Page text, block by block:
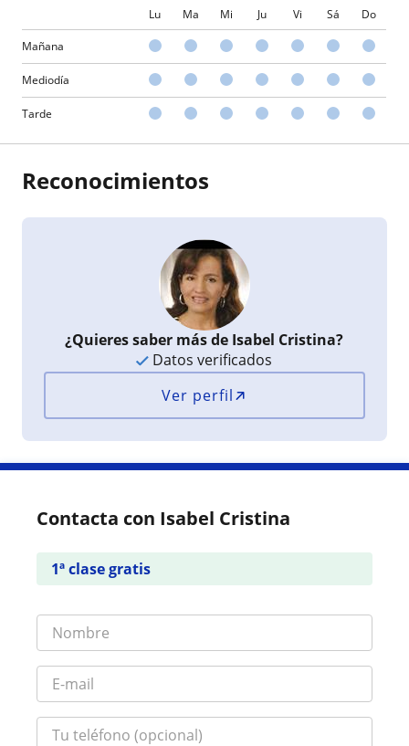
Lu Ma Mi Ju Vi Sá Do
Mañana
Mediodía
Tarde
Reconocimientos
¿Quieres saber más de Isabel Cristina?
Datos verificados
Ver perfil
Contacta con Isabel Cristina
1ª clase gratis